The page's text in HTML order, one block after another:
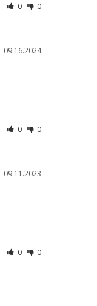
0 0
09.16.2024
0 0
09.11.2023
0 0